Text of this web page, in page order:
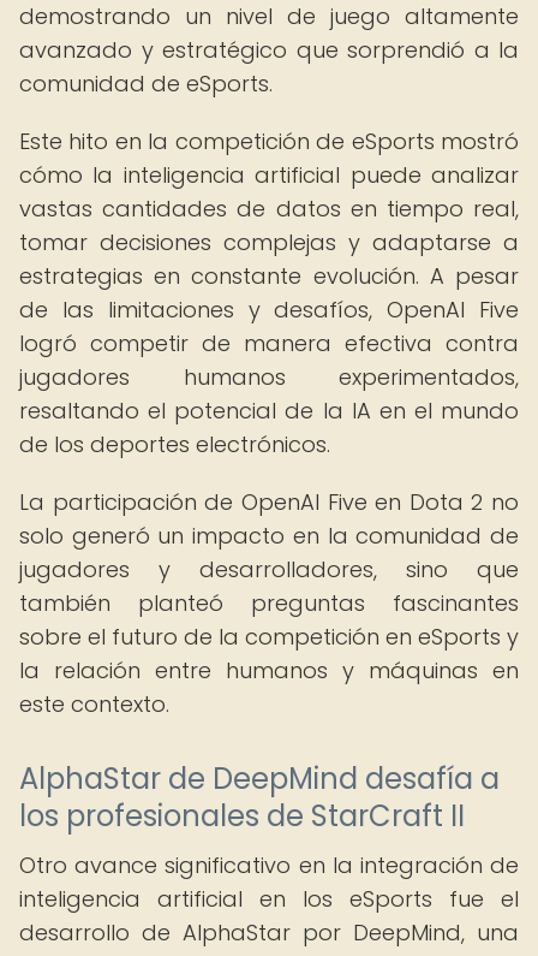
demostrando un nivel de juego altamente
avanzado y estratégico que sorprendió a la
comunidad de eSports.
Este hito en la competición de eSports mostró
cómo la inteligencia artificial puede analizar
vastas cantidades de datos en tiempo real,
tomar decisiones complejas y adaptarse a
estrategias en constante evolución. A pesar
de las limitaciones y desafíos, OpenAI Five
logró competir de manera efectiva contra
jugadores humanos experimentados,
resaltando el potencial de la IA en el mundo
de los deportes electrónicos.
La participación de OpenAI Five en Dota 2 no
solo generó un impacto en la comunidad de
jugadores y desarrolladores, sino que
también planteó preguntas fascinantes
sobre el futuro de la competición en eSports y
la relación entre humanos y máquinas en
este contexto.
AlphaStar de DeepMind desafía a
los profesionales de StarCraft II
Otro avance significativo en la integración de
inteligencia artificial en los eSports fue el
desarrollo de AlphaStar por DeepMind, una